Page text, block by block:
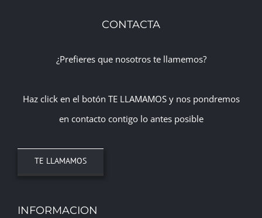
CONTACTA
¿Prefieres que nosotros te llamemos?
Haz click en el botón TE LLAMAMOS y nos pondremos
en contacto contigo lo antes posible
TE LLAMAMOS
INFORMACION